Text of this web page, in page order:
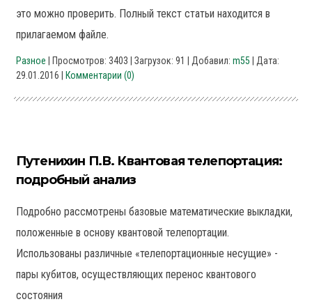
это можно проверить. Полный текст статьи находится в
прилагаемом файле.
Разное | Просмотров: 3403 | Загрузок: 91 | Добавил: m55 | Дата:
29.01.2016
Комментарии (0)
Путенихин П.В. Квантовая телепортация:
подробный анализ
Подробно рассмотрены базовые математические выкладки,
положенные в основу квантовой телепортации.
Использованы различные «телепортационные несущие» -
пары кубитов, осуществляющих перенос квантового
состояния